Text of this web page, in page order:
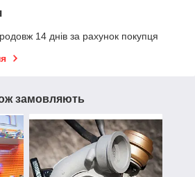
14 днів за рахунок покупця
замовляють